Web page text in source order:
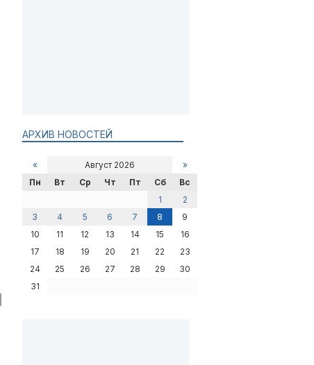
АРХИВ НОВОСТЕЙ
« Август 2026
»
Пн
Вт Ср Чт Пт Сб
Вс
1
2
3
4 5 6 7 8
9
10
11 12 13 14 15
16
17
18 19 20 21 22
23
24
25 26 27 28 29
30
31